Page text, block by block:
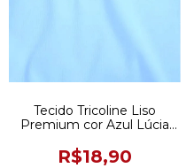
Tecido Tricoline Liso
Premium cor Azul Lúcia
R$18,90